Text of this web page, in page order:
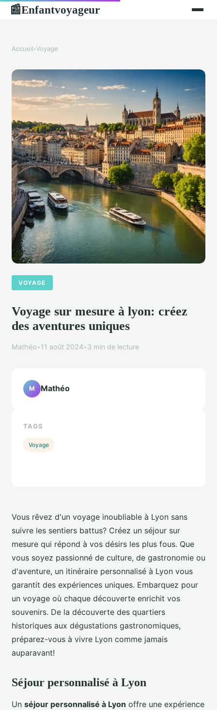
📰Enfantvoyageur
Accueil›Voyage
VOYAGE
Voyage sur mesure à lyon: créez
des aventures uniques
Mathéo•11 août 2024•3 min de lecture
Vous rêvez d'un voyage inoubliable à Lyon sans
suivre les sentiers battus? Créez un séjour sur
mesure qui répond à vos désirs les plus fous. Que
vous soyez passionné de culture, de gastronomie ou
d'aventure, un itinéraire personnalisé à Lyon vous
garantit des expériences uniques. Embarquez pour
un voyage où chaque découverte enrichit vos
souvenirs. De la découverte des quartiers
historiques aux dégustations gastronomiques,
préparez-vous à vivre Lyon comme jamais
auparavant!
Séjour personnalisé à Lyon
Un séjour personnalisé à Lyon offre une expérience
M Mathéo
TAGS
Voyage